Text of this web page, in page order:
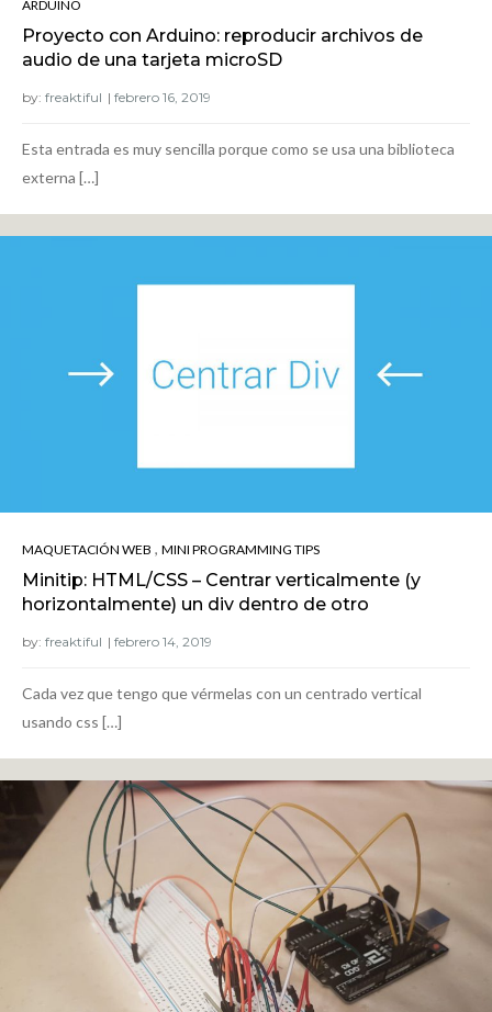
ARDUINO
Proyecto con Arduino: reproducir archivos de
audio de una tarjeta microSD
by: freaktiful
Esta entrada es muy sencilla porque como se usa una biblioteca
externa […]
MAQUETACIÓN WEB , MINI PROGRAMMING TIPS
Minitip: HTML/CSS – Centrar verticalmente (y
horizontalmente) un div dentro de otro
by: freaktiful
Cada vez que tengo que vérmelas con un centrado vertical
usando css […]